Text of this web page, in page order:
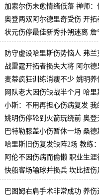
加索尔伤未愈情绪低落 禅师
奥登两双阿尔德里奇受伤 开
状元伤停最佳新秀扑朔迷离
防守虚设哈里斯伤势恼人 弗
战雷霆开拓者损失大将 阿尔
麦蒂疯狂训练消瘦不少 姚明
网队老大因伤缺战半个月 哈
小斯：不用再担心伤病复发
姚明伤停轮到火箭玩绕前 奥
巴特勒膝盖小伤暂休一场 桑
哈里斯旧伤复发缺阵2场 教练
阿伦不因伤病而偷懒 职业生
快船客场输球并损兵 坎比扭
巴图姆右肩手术非常成功 养